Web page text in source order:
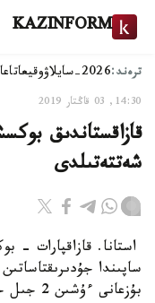
KAZINFORM
ترەند:2026-سايلاۋ وقيعا
14:30, 03 قاڭتار 2019
شەتتەتىلدى
استانا. قازاقپارات -
ساپىندا
بۇزعانى ءۇشىن 2 جىل جارىستارعا قاتىسپايدى.